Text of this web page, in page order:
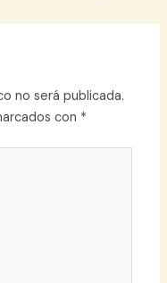
no será publicada.
con *